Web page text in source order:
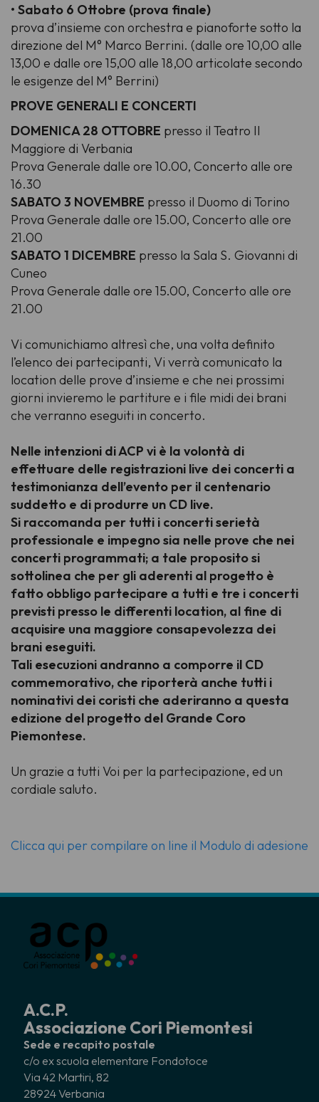
• Sabato 6 Ottobre (prova finale)
prova d’insieme con orchestra e pianoforte sotto la
direzione del M° Marco Berrini. (dalle ore 10,00 alle
13,00 e dalle ore 15,00 alle 18,00 articolate secondo
le esigenze del M° Berrini)
PROVE GENERALI E CONCERTI
DOMENICA 28 OTTOBRE presso il Teatro Il
Maggiore di Verbania
Prova Generale dalle ore 10.00, Concerto alle ore
16.30
SABATO 3 NOVEMBRE presso il Duomo di Torino
Prova Generale dalle ore 15.00, Concerto alle ore
21.00
SABATO 1 DICEMBRE presso la Sala S. Giovanni di
Cuneo
Prova Generale dalle ore 15.00, Concerto alle ore
21.00
Vi comunichiamo altresì che, una volta definito
l’elenco dei partecipanti, Vi verrà comunicato la
location delle prove d’insieme e che nei prossimi
giorni invieremo le partiture e i file midi dei brani
che verranno eseguiti in concerto.
Nelle intenzioni di ACP vi è la volontà di
effettuare delle registrazioni live dei concerti a
testimonianza dell’evento per il centenario
suddetto e di produrre un CD live.
Si raccomanda per tutti i concerti serietà
professionale e impegno sia nelle prove che nei
concerti programmati; a tale proposito si
sottolinea che per gli aderenti al progetto è
fatto obbligo partecipare a tutti e tre i concerti
previsti presso le differenti location, al fine di
acquisire una maggiore consapevolezza dei
brani eseguiti.
Tali esecuzioni andranno a comporre il CD
commemorativo, che riporterà anche tutti i
nominativi dei coristi che aderiranno a questa
edizione del progetto del Grande Coro
Piemontese.
Un grazie a tutti Voi per la partecipazione, ed un
cordiale saluto.
Clicca qui per compilare on line il Modulo di adesione
A.C.P.
Associazione Cori Piemontesi
Sede e recapito postale
c/o ex scuola elementare Fondotoce
Via 42 Martiri, 82
28924 Verbania